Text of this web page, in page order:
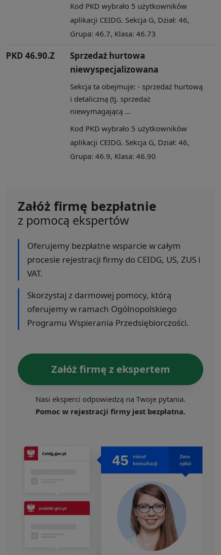
Kod PKD wybrało 5 użytkowników
aplikacji CEIDG. Sekcja G, Dział: 46,
Grupa: 46.7, Klasa: 46.73
PKD 46.90.Z
Sprzedaż hurtowa
niewyspecjalizowana
Sekcja ta obejmuje: - sprzedaż hurtową
i detaliczną (tj. sprzedaż
niewymagającą ...
Kod PKD wybrało 5 użytkowników
aplikacji CEIDG. Sekcja G, Dział: 46,
Grupa: 46.9, Klasa: 46.90
Załóż firmę bezpłatnie
z pomocą ekspertów
Oferujemy bezpłatne wsparcie w całym
procesie rejestracji firmy do CEIDG, US, ZUS i
VAT.
Skorzystaj z darmowej pomocy, którą
oferujemy w ramach Ogólnopolskiego
Programu Wspierania Przedsiębiorczości.
Załóż firmę z ekspertem
Nasi eksperci odpowiedzą na Twoje pytania.
Pomoc w rejestracji firmy jest bezpłatna.